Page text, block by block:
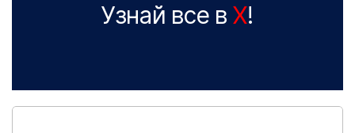
Узнай все в X!